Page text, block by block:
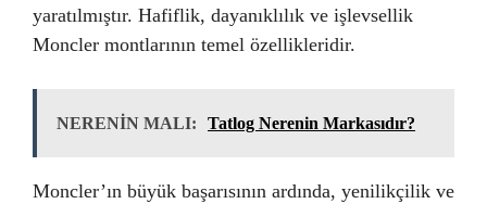
yaratılmıştır. Hafiflik, dayanıklılık ve işlevsellik
Moncler montlarının temel özellikleridir.
NERENİN MALI: Tatlog Nerenin Markasıdır?
Moncler’ın büyük başarısının ardında, yenilikçilik ve